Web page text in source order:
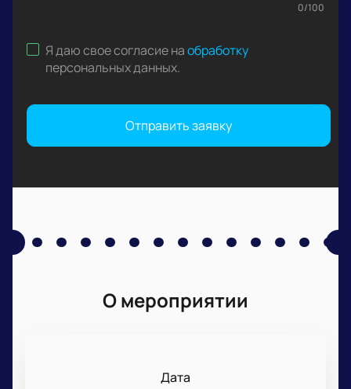
0/100
Я даю свое согласие наобработку
персональных данных.
Отправить заявку
О мероприятии
Дата